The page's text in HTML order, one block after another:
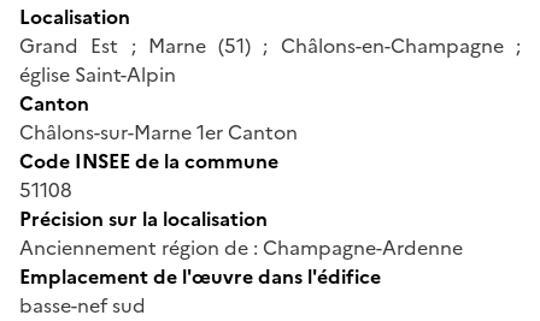
Localisation
Grand Est ; Marne (51) ; Châlons-en-Champagne ;
église Saint-Alpin
Canton
Châlons-sur-Marne 1er Canton
Code INSEE de la commune
51108
Précision sur la localisation
Anciennement région de : Champagne-Ardenne
Emplacement de l'œuvre dans l'édifice
basse-nef sud